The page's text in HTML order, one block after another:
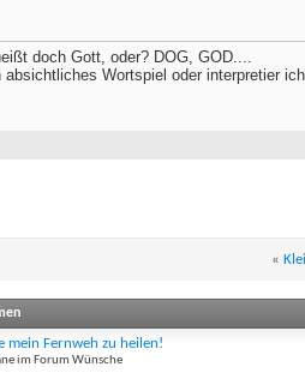
doch Gott, oder? DOG, GOD....
absichtliches Wortspiel oder interpretier
«
mein Fernweh zu heilen!
im Forum Wünsche